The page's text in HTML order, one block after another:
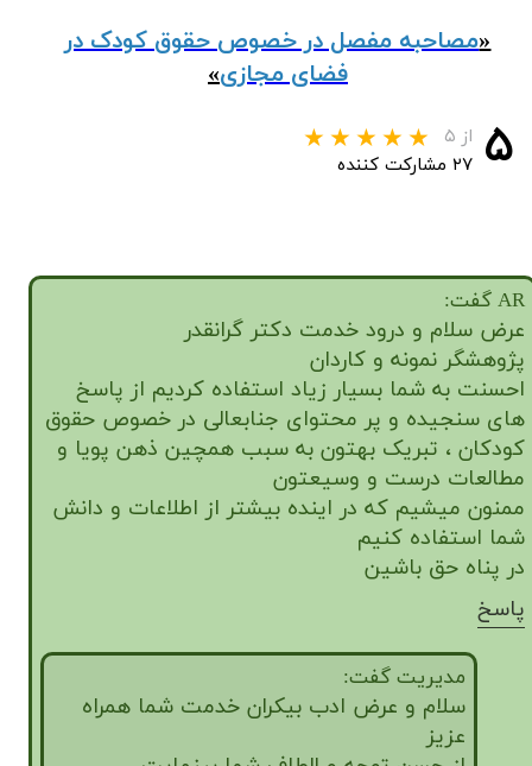
«مصاحبه مفصل در خصوص حقوق کودک در
فضای مجازی»
۵ از ۵
★★
۲۷ مشارکت کننده
AR گفت:
عرض سلام و درود خدمت دکتر گرانقدر
پژوهشگر نمونه و کاردان
احسنت به شما بسیار زیاد استفاده کردیم از پاسخ
های سنجیده و پر محتوای جنابعالی در خصوص حقوق
کودکان ، تبریک بهتون به سبب همچین ذهن پویا و
مطالعات درست و وسیعتون
ممنون میشیم که در اینده بیشتر از اطلاعات و دانش
شما استفاده کنیم
در پناه حق باشین
پاسخ
مدیریت گفت:
سلام و عرض ادب بیکران خدمت شما همراه
عزیز